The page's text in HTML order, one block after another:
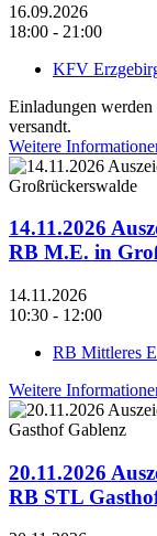
16.09.2026
18:00 - 21:00
KFV
Einladungen werden
versandt.
Weitere
14.11.2026
RB M.E. in
14.11.2026
10:30 - 12:00
RB Mittleres
Weitere
20.11.2026
RB STL